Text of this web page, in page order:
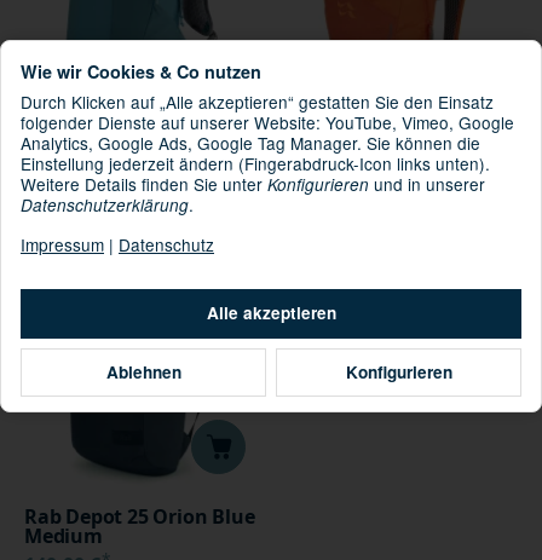
Rab Aeon LT 25 Marina
Blue Medium
115,00 €*
Rab Tensor 10
Firecracker Medium
Rab Depot 25 Orion Blue
Medium
Alle akzeptieren
Ablehnen Konfigurieren
Wie wir Cookies & Co nutzen
Durch Klicken auf „Alle akzeptieren“ gestatten Sie den Einsatz
folgender Dienste auf unserer Website: YouTube, Vimeo, Google
Analytics, Google Ads, Google Tag Manager. Sie können die
Einstellung jederzeit ändern (Fingerabdruck-Icon links unten).
Weitere Details finden Sie unter Konfigurieren und in unserer
Datenschutzerklärung.
Impressum | Datenschutz